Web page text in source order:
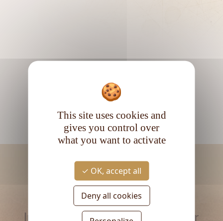
RESTEZ INFORMÉ
Inscrivez-vous à la newsletter
This site uses cookies and
gives you control over
what you want to activate
OK, accept all
Deny all cookies